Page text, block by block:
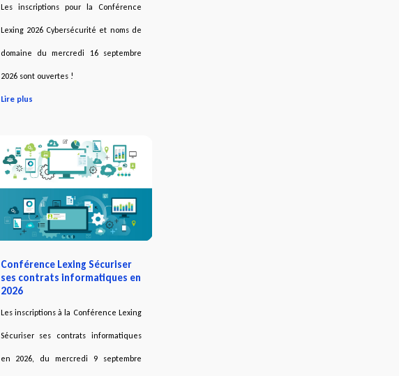
Les inscriptions pour la Conférence
Lexing 2026 Cybersécurité et noms de
domaine du mercredi 16 septembre
2026 sont ouvertes !
Lire plus
Conférence Lexing Sécuriser
ses contrats informatiques en
2026
Les inscriptions à la Conférence Lexing
Sécuriser ses contrats informatiques
en 2026, du mercredi 9 septembre